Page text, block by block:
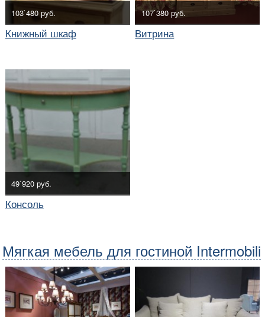
103`480 руб.
Книжный шкаф
107`380 руб.
Витрина
49`920 руб.
Консоль
Мягкая мебель для гостиной Intermobili